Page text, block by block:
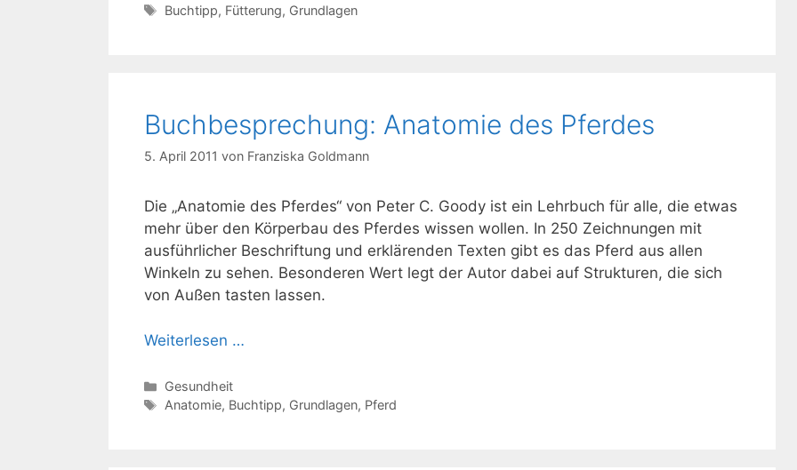
Schlagwörter
Buchtipp, Fütterung, Grundlagen
Buchbesprechung: Anatomie des Pferdes
5. April 2011 von Franziska Goldmann
Die „Anatomie des Pferdes“ von Peter C. Goody ist ein Lehrbuch für alle, die etwas
mehr über den Körperbau des Pferdes wissen wollen. In 250 Zeichnungen mit
ausführlicher Beschriftung und erklärenden Texten gibt es das Pferd aus allen
Winkeln zu sehen. Besonderen Wert legt der Autor dabei auf Strukturen, die sich
von Außen tasten lassen.
Weiterlesen …
Kategorien
Gesundheit
Schlagwörter
Anatomie, Buchtipp, Grundlagen, Pferd